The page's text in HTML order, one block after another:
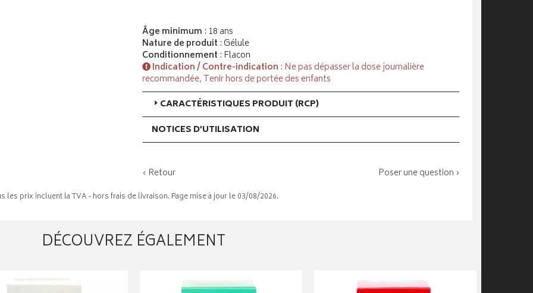
Âge minimum : 18 ans
Nature de produit : Gélule
Conditionnement : Flacon
Indication / Contre-indication : Ne pas dépasser la dose journalière
recommandée, Tenir hors de portée des enfants
CARACTÉRISTIQUES PRODUIT (RCP)
NOTICES D’UTILISATION
‹ Retour Poser une question ›
les prix incluent la TVA - hors frais de livraison. Page mise à jour le 03/08/2026.
DÉCOUVREZ ÉGALEMENT